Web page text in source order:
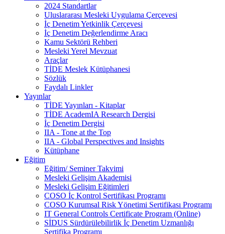
2024 Standartlar
Uluslararası Mesleki Uygulama Çerçevesi
İç Denetim Yetkinlik Çerçevesi
İç Denetim Değerlendirme Aracı
Kamu Sektörü Rehberi
Mesleki Yerel Mevzuat
Araçlar
TİDE Meslek Kütüphanesi
Sözlük
Faydalı Linkler
Yayınlar
TİDE Yayınları - Kitaplar
TİDE AcademIA Research Dergisi
İç Denetim Dergisi
IIA - Tone at the Top
IIA - Global Perspectives and Insights
Kütüphane
Eğitim
Eğitim/ Seminer Takvimi
Mesleki Gelişim Akademisi
Mesleki Gelişim Eğitimleri
COSO İç Kontrol Sertifikası Programı
COSO Kurumsal Risk Yönetimi Sertifikası Programı
IT General Controls Certificate Program (Online)
SİDUS Sürdürülebilirlik İç Denetim Uzmanlığı
Sertifika Programı